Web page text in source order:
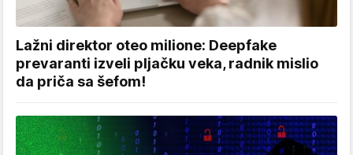
Lažni direktor oteo milione: Deepfake
prevaranti izveli pljačku veka, radnik mislio
da priča sa šefom!